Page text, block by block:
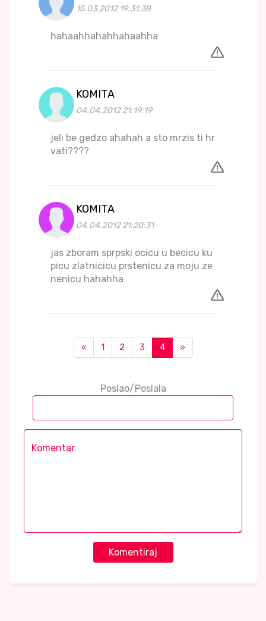
15.03.2012 19:31:38
hahaahhahahhahaahha
KOMITA
04.04.2012 21:19:19
jeli be gedzo ahahah a sto mrzis ti hr
vati????
KOMITA
04.04.2012 21:20:31
jas zboram sprpski ocicu u becicu ku
picu zlatnicicu prstenicu za moju ze
nenicu hahahha
« 1 2 3 4 »
Poslao/Poslala
Komentiraj